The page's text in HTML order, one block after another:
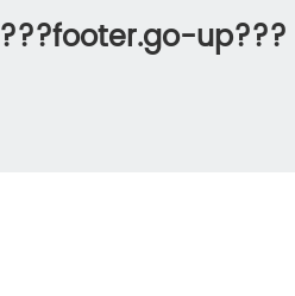
???footer.go-up???